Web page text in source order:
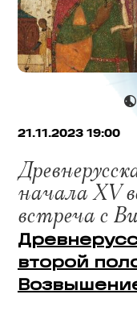
21.11.2023 19:00
начала XV
встреча с
второй